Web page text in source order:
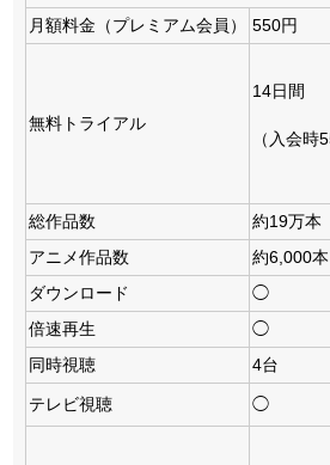
月額料金（プレミアム会員）
550円
無料トライアル
14日間
（入会時
総作品数
約19万本
アニメ作品数
約6,000本
ダウンロード
◯
倍速再生
◯
同時視聴
4台
テレビ視聴 ◯